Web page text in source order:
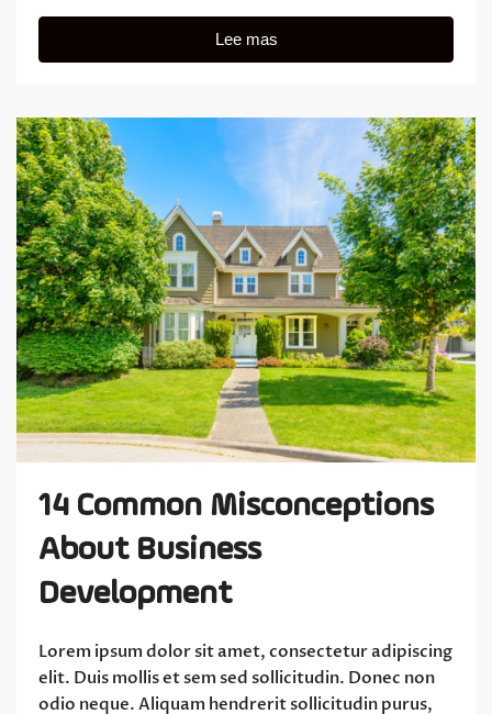
Lee mas
14 Common Misconceptions
About Business
Development
Lorem ipsum dolor sit amet, consectetur adipiscing
elit. Duis mollis et sem sed sollicitudin. Donec non
odio neque. Aliquam hendrerit sollicitudin purus,